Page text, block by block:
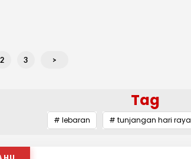
2 3 >
Tag
# lebaran # tunjangan hari raya